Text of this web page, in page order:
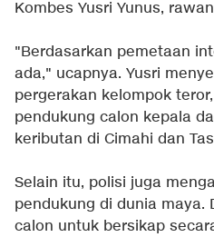
Kombes Yusri Yunus,
"Berdasarkan pemetaan
ada," ucapnya. Yusri
pergerakan kelompok
pendukung calon kepala
keributan di Cimahi dan
Selain itu, polisi juga
pendukung di dunia maya.
calon untuk bersikap